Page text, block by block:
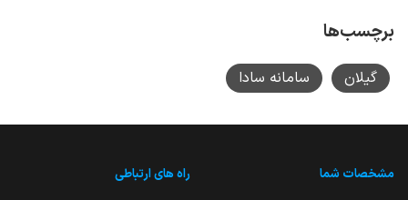
برچسب‌ها
گیلان سامانه سادا
مشخصات شما راه های ارتباطی